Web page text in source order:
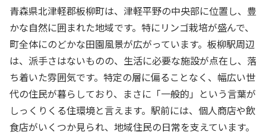
青森県北津軽郡板柳町は、津軽平野の中央部に位置し、豊
かな自然に囲まれた地域です。特にリンゴ栽培が盛んで、
町全体にのどかな田園風景が広がっています。板柳駅周辺
は、派手さはないものの、生活に必要な施設が点在し、落
ち着いた雰囲気です。特定の層に偏ることなく、幅広い世
代の住民が暮らしており、まさに「一般的」という言葉が
しっくりくる住環境と言えます。駅前には、個人商店や飲
食店がいくつか見られ、地域住民の日常を支えています。